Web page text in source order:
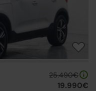
25.490€
19.990€